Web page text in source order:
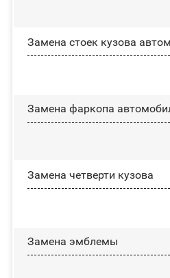
Замена стоек кузова
Замена фаркопа
Замена четверти кузова
Замена эмблемы